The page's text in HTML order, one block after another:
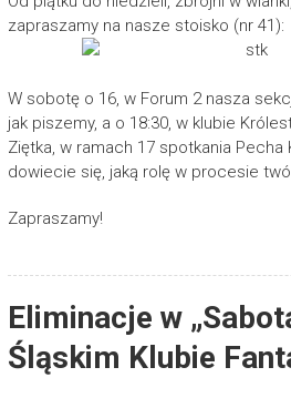
zapraszamy na nasze stoisko (nr 41):
W sobotę o 16, w Forum 2 nasza
jak piszemy, a o 18:30, w klubie
Ziętka, w ramach 17 spotkania
dowiecie się, jaką rolę w procesie
Zapraszamy!
Eliminacje w
Śląskim Klubie